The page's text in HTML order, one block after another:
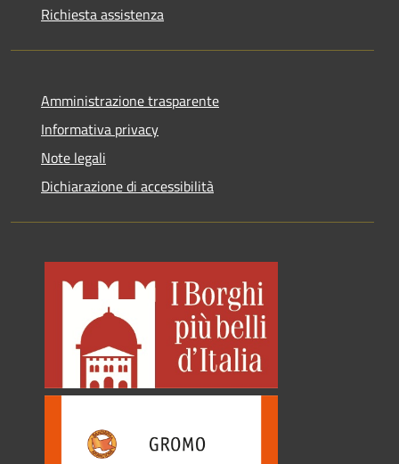
Richiesta assistenza
Amministrazione trasparente
Informativa privacy
Note legali
Dichiarazione di accessibilità